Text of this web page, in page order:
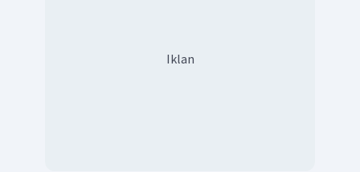
Iklan